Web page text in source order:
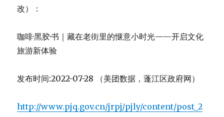
改）：
咖啡·黑胶·书｜藏在老街里的惬意小时光——开启文化
旅游新体验
发布时间:2022-07-28 （美团数据，蓬江区政府网）
http://www.pjq.gov.cn/jrpj/pjly/content/post_2